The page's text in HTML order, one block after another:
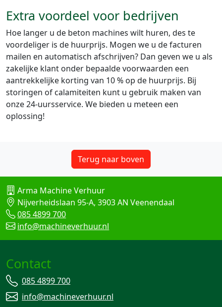
Extra voordeel voor bedrijven
Hoe langer u de beton machines wilt huren, des te
voordeliger is de huurprijs. Mogen we u de facturen
mailen en automatisch afschrijven? Dan geven we u als
zakelijke klant onder bepaalde voorwaarden een
aantrekkelijke korting van 10 % op de huurprijs. Bij
storingen of calamiteiten kunt u gebruik maken van
onze 24-uursservice. We bieden u meteen een
oplossing!
Terug naar boven
Arma Machine Verhuur
Nijverheidslaan 95-A, 3903 AN Veenendaal
085 4899 700
info@machineverhuur.nl
Contact
085 4899 700
info@machineverhuur.nl